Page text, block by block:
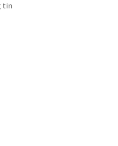
tin